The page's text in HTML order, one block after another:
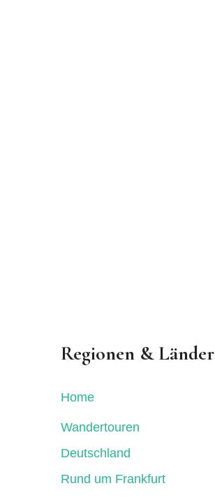
Regionen & Länder
Home
Wandertouren
Deutschland
Rund um Frankfurt